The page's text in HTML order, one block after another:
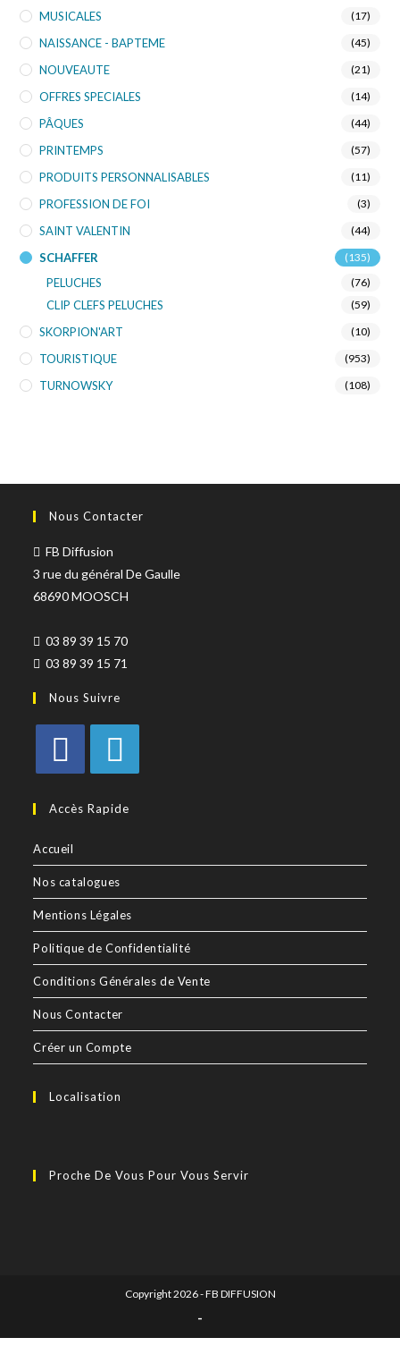
MUSICALES (17)
NAISSANCE - BAPTEME (45)
NOUVEAUTE (21)
OFFRES SPECIALES (14)
PÂQUES (44)
PRINTEMPS (57)
PRODUITS PERSONNALISABLES (11)
PROFESSION DE FOI (3)
SAINT VALENTIN (44)
SCHAFFER (135)
PELUCHES (76)
CLIP CLEFS PELUCHES (59)
SKORPION'ART (10)
TOURISTIQUE (953)
TURNOWSKY (108)
Nous Contacter
FB Diffusion
3 rue du général De Gaulle
68690 MOOSCH
03 89 39 15 70
03 89 39 15 71
Nous Suivre
Accès Rapide
Accueil
Nos catalogues
Mentions Légales
Politique de Confidentialité
Conditions Générales de Vente
Nous Contacter
Créer un Compte
Localisation
Proche De Vous Pour Vous Servir
Copyright 2026 - FB DIFFUSION
-